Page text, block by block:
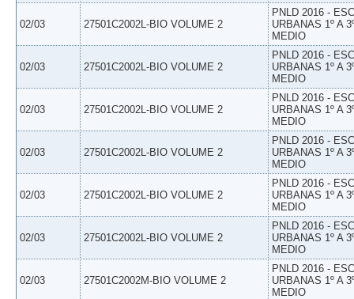
02/03 27501C2002L-BIO VOLUME 2
PNLD 2016 -
URBANAS 1º A
MEDIO
02/03 27501C2002L-BIO VOLUME 2
PNLD 2016 -
URBANAS 1º A
MEDIO
02/03 27501C2002L-BIO VOLUME 2
PNLD 2016 -
URBANAS 1º A
MEDIO
02/03 27501C2002L-BIO VOLUME 2
PNLD 2016 -
URBANAS 1º A
MEDIO
02/03 27501C2002L-BIO VOLUME 2
PNLD 2016 -
URBANAS 1º A
MEDIO
02/03 27501C2002L-BIO VOLUME 2
PNLD 2016 -
URBANAS 1º A
MEDIO
02/03 27501C2002M-BIO VOLUME 2
PNLD 2016 -
URBANAS 1º A
MEDIO